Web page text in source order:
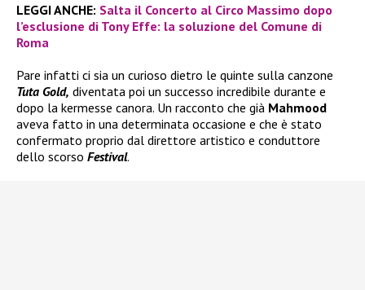
LEGGI ANCHE: Salta il Concerto al Circo Massimo dopo
l’esclusione di Tony Effe: la soluzione del Comune di
Roma
Pare infatti ci sia un curioso dietro le quinte sulla canzone
Tuta Gold, diventata poi un successo incredibile durante e
dopo la kermesse canora. Un racconto che già Mahmood
aveva fatto in una determinata occasione e che è stato
confermato proprio dal direttore artistico e conduttore
dello scorso Festival.